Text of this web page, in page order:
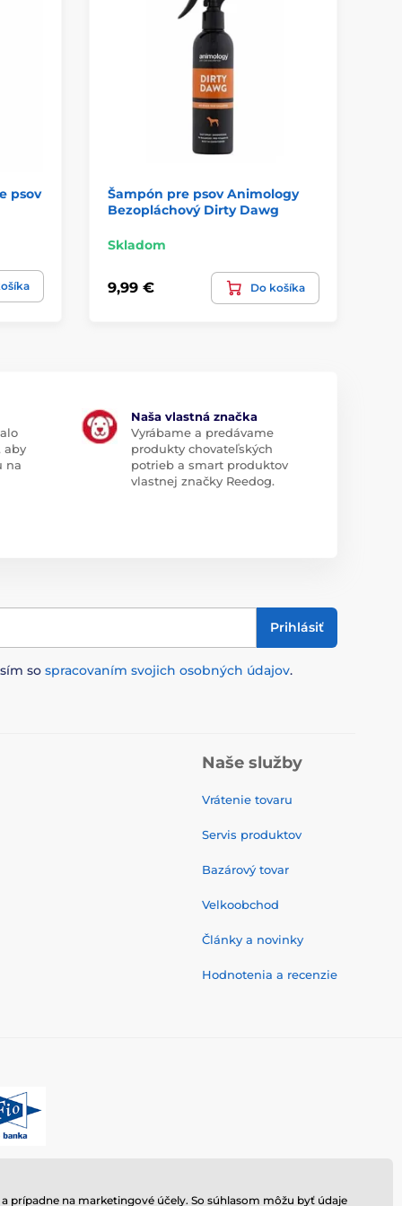
psov
Šampón pre psov Animology
Bezopláchový Dirty Dawg
Skladom
9,99 € Do košíka
aby
na
Naša vlastná značka
Vyrábame a predávame
produkty chovateľských
potrieb a smart produktov
vlastnej značky Reedog.
Prihlásiť
so spracovaním svojich osobných údajov.
Naše služby
Vrátenie tovaru
Servis produktov
Bazárový tovar
Velkoobchod
Články a novinky
Hodnotenia a recenzie
prípadne na marketingové účely. So súhlasom môžu byť údaje